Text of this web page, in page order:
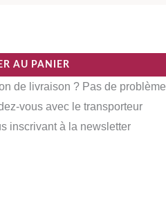
AU PANIER
de livraison ? Pas de
vous avec le transporteur
inscrivant à la newsletter